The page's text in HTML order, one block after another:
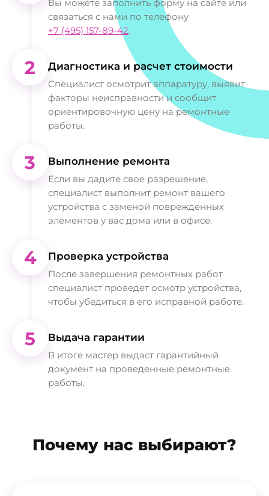
Вы можете заполнить форму на сайте или
связаться с нами по телефону
+7 (495) 157-89-42.
2 Диагностика и расчет стоимости
Специалист осмотрит аппаратуру, выявит
факторы неисправности и сообщит
ориентировочную цену на ремонтные
работы.
3 Выполнение ремонта
Если вы дадите свое разрешение,
специалист выполнит ремонт вашего
устройства с заменой поврежденных
элементов у вас дома или в офисе.
4 Проверка устройства
После завершения ремонтных работ
специалист проведет осмотр устройства,
чтобы убедиться в его исправной работе.
5 Выдача гарантии
В итоге мастер выдаст гарантийный
документ на проведенные ремонтные
работы.
Почему нас выбирают?